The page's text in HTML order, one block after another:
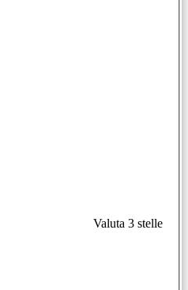
Valuta 3 stelle